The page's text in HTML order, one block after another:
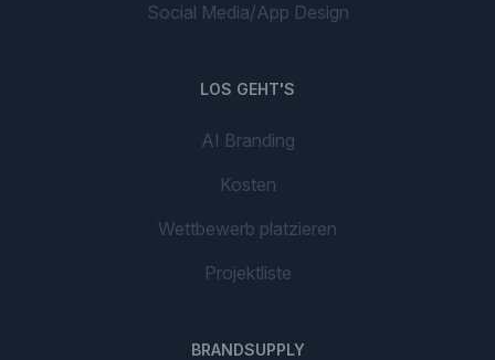
Social Media/App Design
LOS GEHT'S
AI Branding
Kosten
Wettbewerb platzieren
Projektliste
BRANDSUPPLY